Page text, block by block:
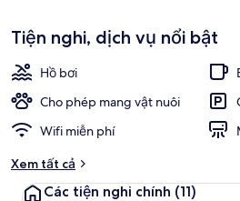
Tiện nghi, dịch vụ nổi bật
Hồ bơi
Cho phép mang vật nuôi
Wifi miễn phí
Xem tất cả
Các tiện nghi chính (11)